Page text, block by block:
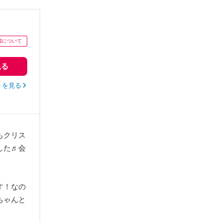
を見る
クリス
た♬会
！なの
ゃんと